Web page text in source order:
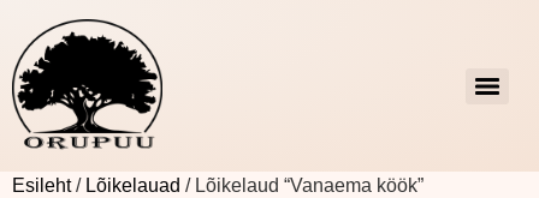
Esileht/ Lõikelauad / Lõikelaud “Vanaema köök”